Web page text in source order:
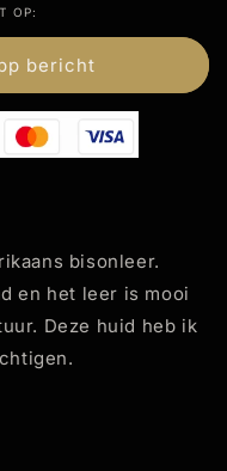
OP:
bericht
bisonleer.
en het leer is mooi
Deze huid heb ik